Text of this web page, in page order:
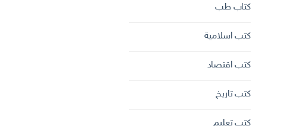
كتاب طب
كتب اسلامية
كتب اقتصاد
كتب تاريخ
كتب تعليم